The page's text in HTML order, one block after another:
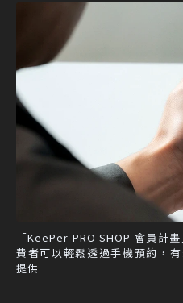
「KeePer PRO SHOP 會員計
費者可以輕鬆透過手機預約，
提供